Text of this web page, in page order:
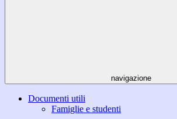
navigazione
Documenti utili
Famiglie e studenti